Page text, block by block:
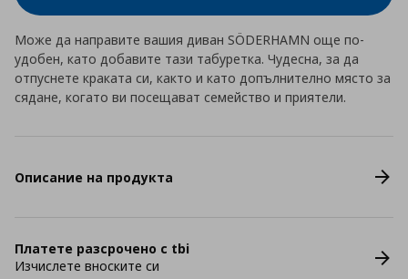
Може да направите вашия диван SÖDERHAMN още по-
удобен, като добавите тази табуретка. Чудесна, за да
отпуснете краката си, както и като допълнително място за
сядане, когато ви посещават семейство и приятели.
Описание на продукта
Платете разсрочено с tbi
Изчислете вноските си